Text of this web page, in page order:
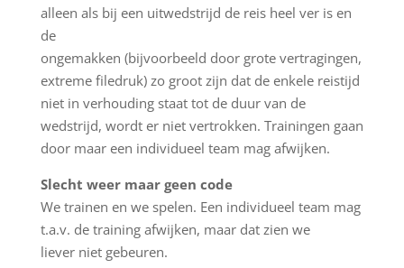
alleen als bij een uitwedstrijd de reis heel ver is en
de
ongemakken (bijvoorbeeld door grote vertragingen,
extreme filedruk) zo groot zijn dat de enkele reistijd
niet in verhouding staat tot de duur van de
wedstrijd, wordt er niet vertrokken. Trainingen gaan
door maar een individueel team mag afwijken.
Slecht weer maar geen code
We trainen en we spelen. Een individueel team mag
t.a.v. de training afwijken, maar dat zien we
liever niet gebeuren.